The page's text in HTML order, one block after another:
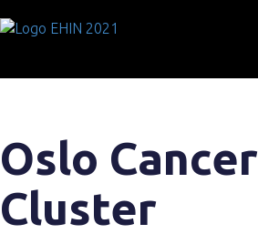
Oslo Cancer
Cluster